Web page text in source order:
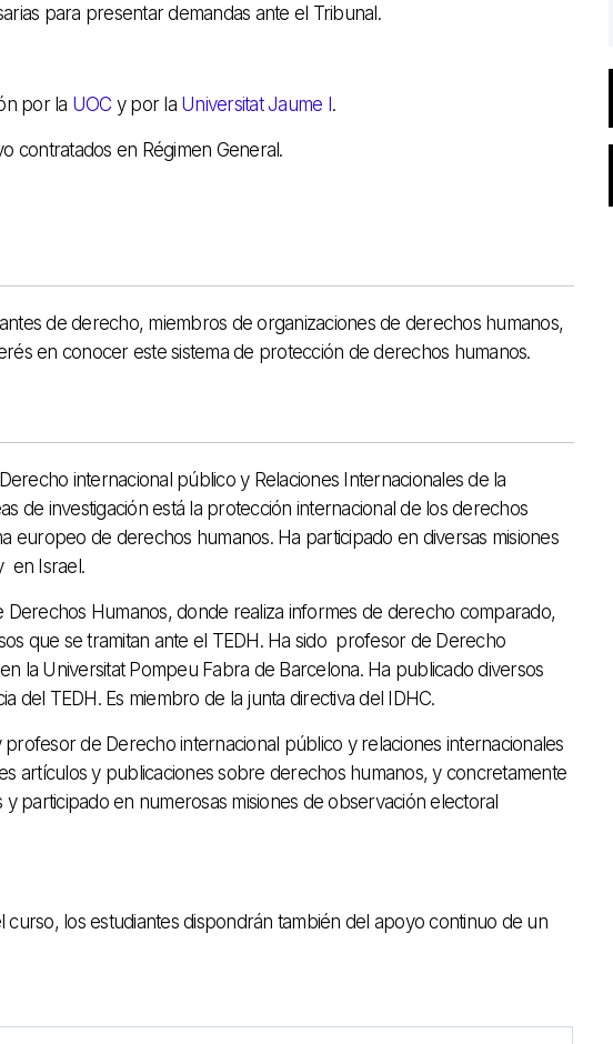
para presentar demandas ante el Tribunal.
por la UOC y por la Universitat Jaume I.
contratados en Régimen General.
de derecho, miembros de organizaciones de derechos humanos,
en conocer este sistema de protección de derechos humanos.
internacional público y Relaciones Internacionales de la
de investigación está la protección internacional de los derechos
europeo de derechos humanos. Ha participado en diversas misiones
en Israel.
Humanos, donde realiza informes de derecho comparado,
que se tramitan ante el TEDH. Ha sido profesor de Derecho
la Universitat Pompeu Fabra de Barcelona. Ha publicado diversos
del TEDH. Es miembro de la junta directiva del IDHC.
de Derecho internacional público y relaciones internacionales
artículos y publicaciones sobre derechos humanos, y concretamente
participado en numerosas misiones de observación electoral
los estudiantes dispondrán también del apoyo continuo de un